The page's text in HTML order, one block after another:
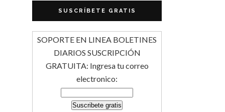
SUSCRÍBETE GRATIS
SOPORTE EN LINEA BOLETINES
DIARIOS SUSCRIPCIÓN
GRATUITA: Ingresa tu correo
electronico: